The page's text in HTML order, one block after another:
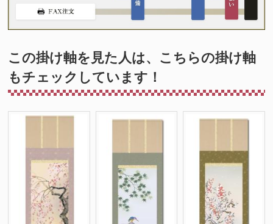
この掛け軸を見た人は、こちらの掛け軸
もチェックしています！